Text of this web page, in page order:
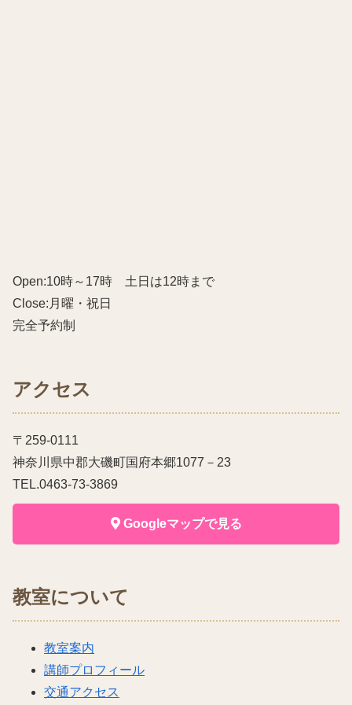
Open:10時～17時 土日は12時まで
Close:月曜・祝日
完全予約制
アクセス
〒259-0111
神奈川県中郡大磯町国府本郷1077－23
TEL.0463-73-3869
Googleマップで見る
教室について
教室案内
講師プロフィール
交通アクセス